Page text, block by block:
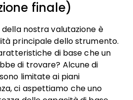
finale)
nostra valutazione è
principale dello strumento.
di base che un
di trovare? Alcune di
limitate ai piani
ci aspettiamo che uno